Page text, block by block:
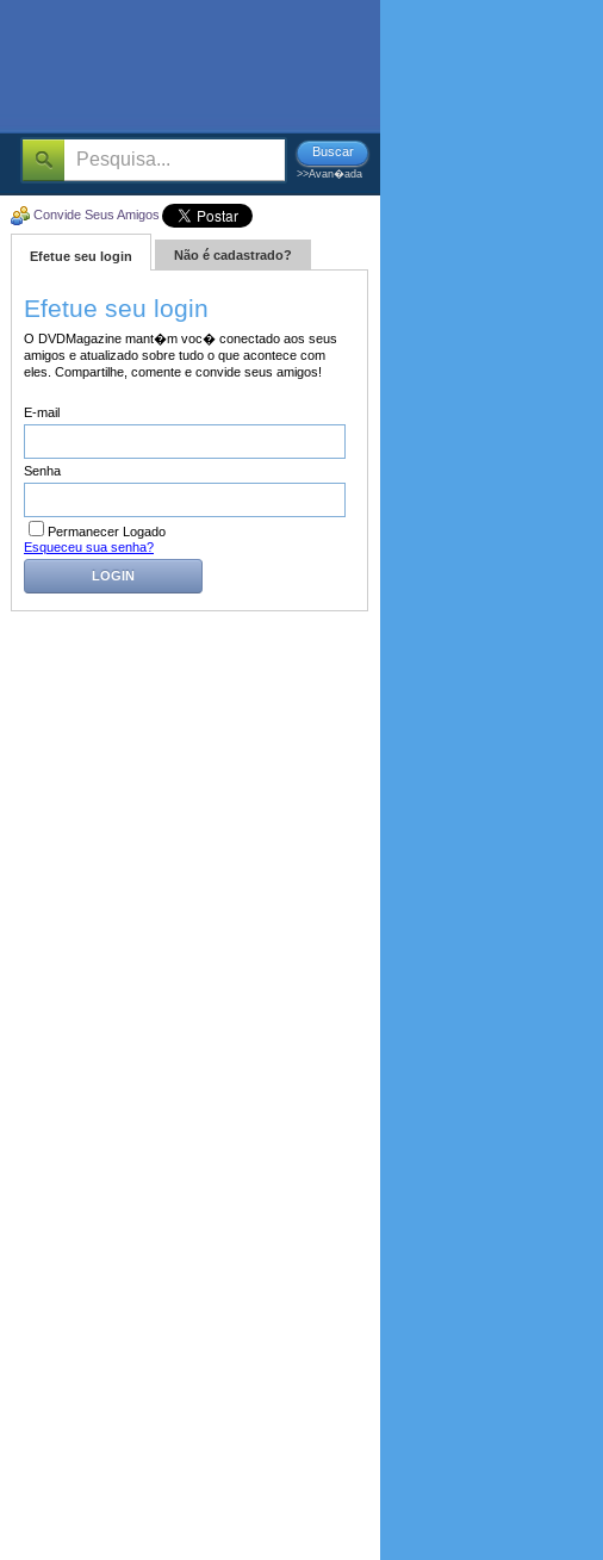
Buscar
>>Avan�ada
Convide Seus Amigos
Efetue seu login Não é cadastrado?
Efetue seu login
O DVDMagazine mant�m voc� conectado aos seus
amigos e atualizado sobre tudo o que acontece com
eles. Compartilhe, comente e convide seus amigos!
E-mail
Senha
Permanecer Logado
Esqueceu sua senha?
LOGIN